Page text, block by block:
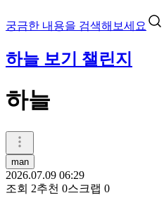
궁금한 내용을 검색해보세요
하늘 보기 챌린지
하늘
man
2026.07.09 06:29
조회 2추천 0스크랩 0